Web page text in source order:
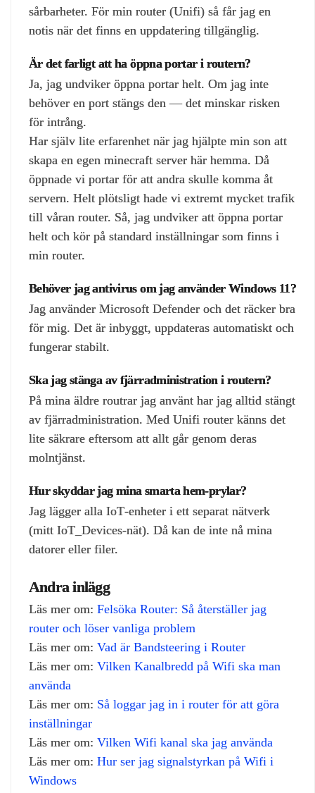
sårbarheter. För min router (Unifi) så får jag en
notis när det finns en uppdatering tillgänglig.
Är det farligt att ha öppna portar i routern?
Ja, jag undviker öppna portar helt. Om jag inte
behöver en port stängs den — det minskar risken
för intrång.
Har själv lite erfarenhet när jag hjälpte min son att
skapa en egen minecraft server här hemma. Då
öppnade vi portar för att andra skulle komma åt
servern. Helt plötsligt hade vi extremt mycket trafik
till våran router. Så, jag undviker att öppna portar
helt och kör på standard inställningar som finns i
min router.
Behöver jag antivirus om jag använder Windows 11?
Jag använder Microsoft Defender och det räcker bra
för mig. Det är inbyggt, uppdateras automatiskt och
fungerar stabilt.
Ska jag stänga av fjärradministration i routern?
På mina äldre routrar jag använt har jag alltid stängt
av fjärradministration. Med Unifi router känns det
lite säkrare eftersom att allt går genom deras
molntjänst.
Hur skyddar jag mina smarta hem‑prylar?
Jag lägger alla IoT‑enheter i ett separat nätverk
(mitt IoT_Devices‑nät). Då kan de inte nå mina
datorer eller filer.
Andra inlägg
Läs mer om: Felsöka Router: Så återställer jag
router och löser vanliga problem
Läs mer om: Vad är Bandsteering i Router
Läs mer om: Vilken Kanalbredd på Wifi ska man
använda
Läs mer om: Så loggar jag in i router för att göra
inställningar
Läs mer om: Vilken Wifi kanal ska jag använda
Läs mer om: Hur ser jag signalstyrkan på Wifi i
Windows